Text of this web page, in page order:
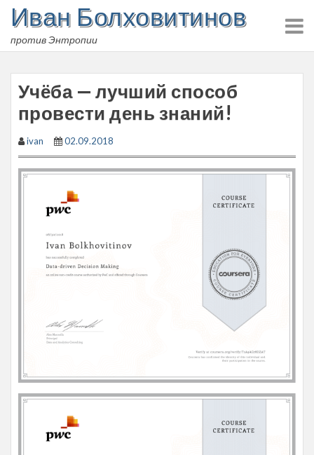
Skip
content
Иван Болховитинов
против Энтропии
Учёба — лучший способ
провести день знаний!
ivan 02.09.2018